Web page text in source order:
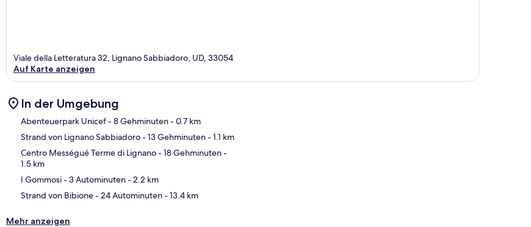
Viale della Letteratura 32, Lignano Sabbiadoro, UD, 33054
Auf Karte anzeigen
In der Umgebung
Abenteuerpark Unicef- 8 Gehminuten- 0.7 km
Strand von Lignano Sabbiadoro- 13 Gehminuten- 1.1 km
Centro Mességué Terme di Lignano- 18 Gehminuten-
1.5 km
I Gommosi- 3 Autominuten- 2.2 km
Strand von Bibione- 24 Autominuten- 13.4 km
Mehr anzeigen